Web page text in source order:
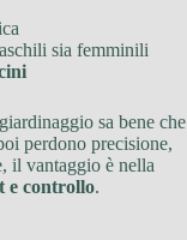
sia femminili
sa bene che
perdono precisione,
il vantaggio è nella
e controllo.